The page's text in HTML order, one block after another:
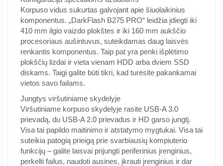
Korpuso vidus sukurtas galvojant apie šiuolaikinius
komponentus. „DarkFlash B275 PRO“ leidžia įdiegti iki
410 mm ilgio vaizdo plokštes ir iki 160 mm aukščio
procesoriaus aušintuvus, suteikdamas daug laisvės
renkantis komponentus. Taip pat yra penki išplėtimo
plokščių lizdai ir vieta vienam HDD arba dviem SSD
diskams. Taigi galite būti tikri, kad turėsite pakankamai
vietos savo failams.
Jungtys viršutiniame skydelyje
Viršutiniame korpuso skydelyje rasite USB-A 3.0
prievadą, du USB-A 2.0 prievadus ir HD garso jungtį.
Visa tai papildo maitinimo ir atstatymo mygtukai. Visa tai
suteikia patogią prieigą prie svarbiausių kompiuterio
funkcijų – galite laisvai prijungti periferinius įrenginius,
perkelti failus, naudoti ausines, įkrauti įrenginius ir dar